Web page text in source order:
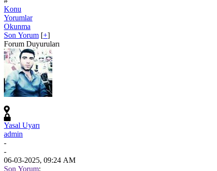
Konu
Yorumlar
Okunma
Son Yorum [+]
Forum Duyuruları
Yasal Uyarı
admin
-
-
06-03-2025, 09:24 AM
Son Yorum: